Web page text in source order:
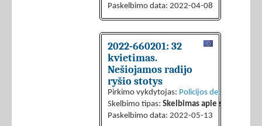
Paskelbimo data: 2022-04-08
2022-660201: 32
kvietimas.
Nešiojamos radijo
ryšio stotys
Pirkimo vykdytojas: Policijos
Skelbimo tipas: Skelbimas apie sutarties
Paskelbimo data: 2022-05-13